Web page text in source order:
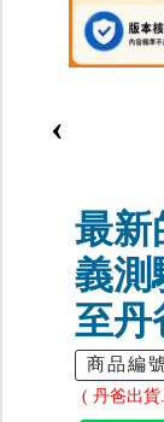
‹
最新
義測
至丹
商品編號
( 丹爸出